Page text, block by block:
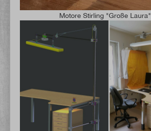
Motore Stirling "Große Laura"